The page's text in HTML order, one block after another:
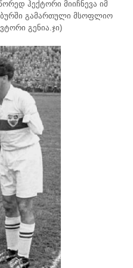
ჰექტორი მიიჩნევა იმ
გამართული მსოფლიო
გენია.ჯი)